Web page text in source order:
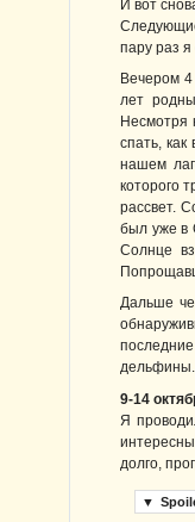
И вот
пару раз я
Вечером
лет
Несмотря
спать,
нашем
которого
рассвет.
был уже в
Солнце
Дальше
дельфины.
9-14
Я
долго,
▼